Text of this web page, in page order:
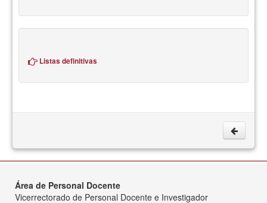
Listas definitivas
Área de Personal Docente
Vicerrectorado de Personal Docente e Investigador